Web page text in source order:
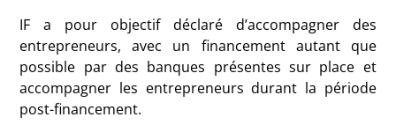
IF a pour objectif déclaré d’accompagner des
entrepreneurs, avec un financement autant que
possible par des banques présentes sur place et
accompagner les entrepreneurs durant la période
post-financement.